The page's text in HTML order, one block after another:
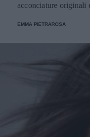
acconciature originali
EMMA PIETRAROSA